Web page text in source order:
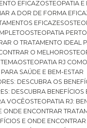
EFICAZ
OSTEOPATIA
A DOR DE FORMA
EFICAZES
OSTEOPATIA
O TRATAMENTO IDEAL
O MELHOR
OSTEOPATIA RJ
SAÚDE E BEM-ESTAR
DESCUBRA OS
DESCUBRA
VOCÊ
OSTEOPATIA RJ:
ONDE ENCONTRAR
E ONDE